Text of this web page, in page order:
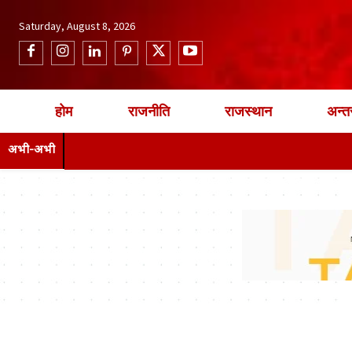
Saturday, August 8, 2026
होम राजनीति राजस्थान
अभी-अभी